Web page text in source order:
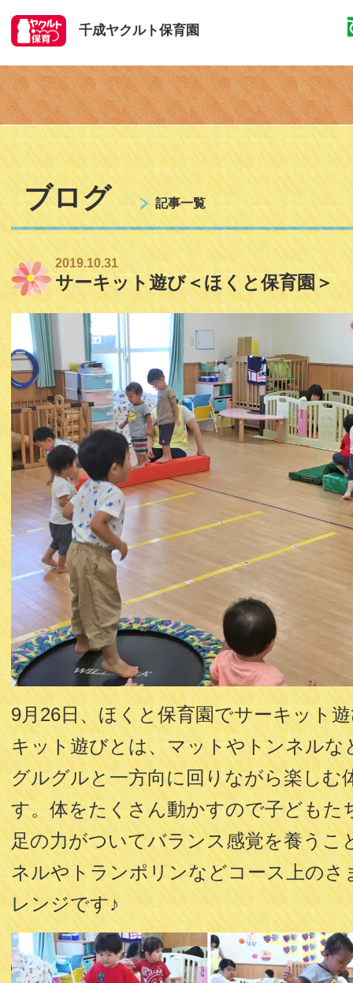
千成ヤクルト保育園
ブログ 記事一覧
2019.10.31
サーキット遊び＜ほくと保育園＞
9月26日、ほくと保育園でサーキット
キット遊びとは、マットやトンネルな
グルグルと一方向に回りながら楽しむ
す。体をたくさん動かすので子どもた
足の力がついてバランス感覚を養うこ
ネルやトランポリンなどコース上のさ
レンジです♪